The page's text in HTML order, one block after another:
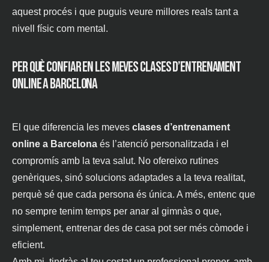
aquest procés i que puguis veure millores reals tant a
nivell físic com mental.
Per què confiar en les meves clases d’entrenament
online a Barcelona
El que diferencia les meves clases d’entrenament
online a Barcelona és l’atenció personalitzada i el
compromís amb la teva salut. No ofereixo rutines
genèriques, sinó solucions adaptades a la teva realitat,
perquè sé que cada persona és única. A més, entenc que
no sempre tenim temps per anar al gimnàs o que,
simplement, entrenar des de casa pot ser més còmode i
eficient.